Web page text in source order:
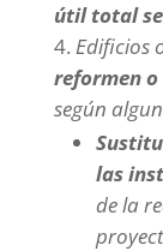
útil total
Edificios
reformen
según
las
de la